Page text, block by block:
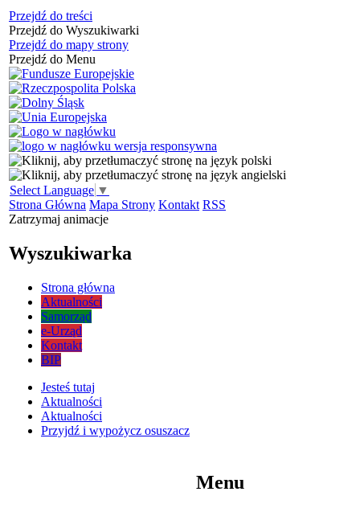
Przejdź do treści
Przejdź do Wyszukiwarki
Przejdź do mapy strony
Przejdź do Menu
Select Language ▼
Strona Główna Mapa Strony Kontakt RSS
Zatrzymaj animacje
Wyszukiwarka
Strona główna
Aktualności
Samorząd
e-Urząd
Kontakt
BIP
Jesteś tutaj
Aktualności
Aktualności
Przyjdź i wypożycz osuszacz
Menu